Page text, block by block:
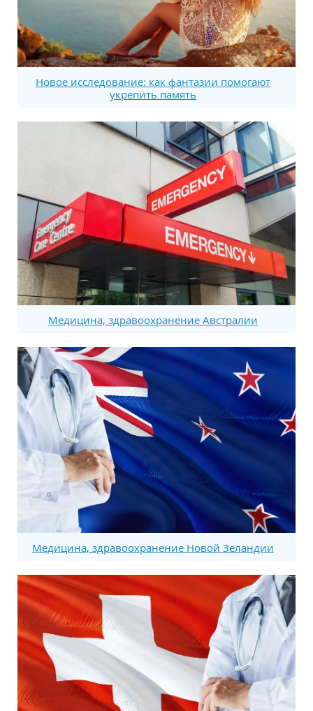
Новое исследование: как фантазии помогают
укрепить память
Медицина, здравоохранение Австралии
Медицина, здравоохранение Новой Зеландии